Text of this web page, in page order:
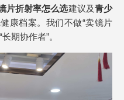
片折射率怎么选建议及青少
康档案。我们不做“卖镜片
期协作者”。